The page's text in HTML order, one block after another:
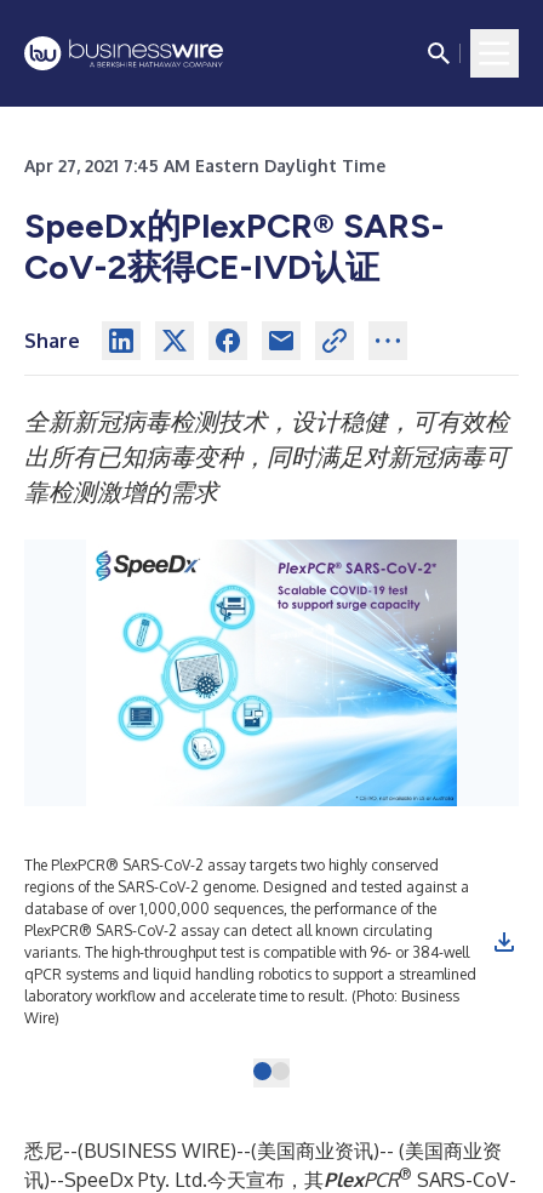
Apr 27, 2021 7:45 AM Eastern Daylight Time
SpeeDx的PlexPCR® SARS-
CoV-2获得CE-IVD认证
Share
全新新冠病毒检测技术，设计稳健，可有效检
出所有已知病毒变种，同时满足对新冠病毒可
靠检测激增的需求
The PlexPCR® SARS-CoV-2 assay targets two highly conserved
regions of the SARS-CoV-2 genome. Designed and tested against a
database of over 1,000,000 sequences, the performance of the
PlexPCR® SARS-CoV-2 assay can detect all known circulating
variants. The high-throughput test is compatible with 96- or 384-well
qPCR systems and liquid handling robotics to support a streamlined
laboratory workflow and accelerate time to result. (Photo: Business
Wire)
悉尼--(BUSINESS WIRE)--(美国商业资讯)-- (美国商业资
讯)--SpeeDx Pty. Ltd.今天宣布，其PlexPCR® SARS-CoV-